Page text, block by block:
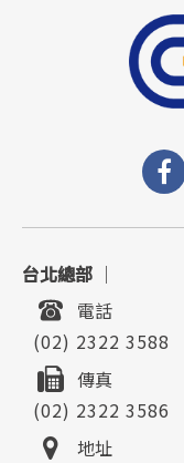
台北總部 ｜
地址
電話
(02) 2322 3588
傳真
(02) 2322 3586